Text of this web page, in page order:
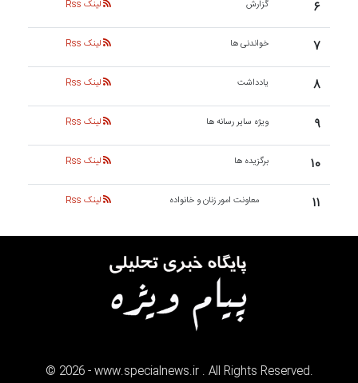
۶ گزارش لینک Rss
۷ خواندنی ها لینک Rss
۸ یادداشت لینک Rss
۹ ویژه سایر رسانه ها لینک Rss
۱۰ برگزیده ها لینک Rss
۱۱ معاونت امور زنان و خانواده لینک Rss
© 2026- www.specialnews.ir . All Rights Reserved.